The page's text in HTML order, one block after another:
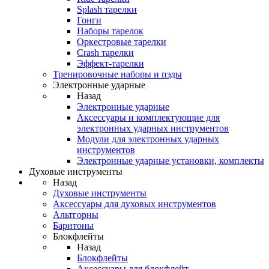
Splash тарелки
Гонги
Наборы тарелок
Оркестровые тарелки
Сrash тарелки
Эффект-тарелки
Тренировочные наборы и пэды
Электронные ударные
Назад
Электронные ударные
Аксессуары и комплектующие для
электронных ударных инструментов
Модули для электронных ударных
инструментов
Электронные ударные установки, комплекты
Духовые инструменты
Назад
Духовые инструменты
Аксессуары для духовых инструментов
Альтгорны
Баритоны
Блокфлейты
Назад
Блокфлейты